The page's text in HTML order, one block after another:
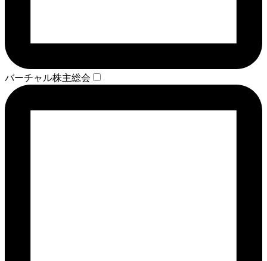
バーチャル株主総会